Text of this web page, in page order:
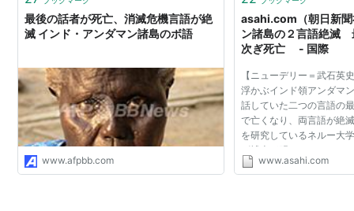
最後の話者が死亡、消滅危機言語が絶
滅 インド・アンダマン諸島のボ語
www.afpbb.com
asahi.com（朝日新
ン諸島の２言語絶滅
次ぎ死亡 - 国際
【ニューデリー＝武石英
浮かぶインド領アンダマ
話していた二つの言語の
で亡くなり、両言語が絶
を研究しているネルー大
ビ博士が明らかにした
ボロさん（７９）とボア
www.asahi.com